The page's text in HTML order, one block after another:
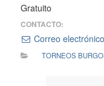
Gratuito
CONTACTO:
Correo electrónico
TORNEOS